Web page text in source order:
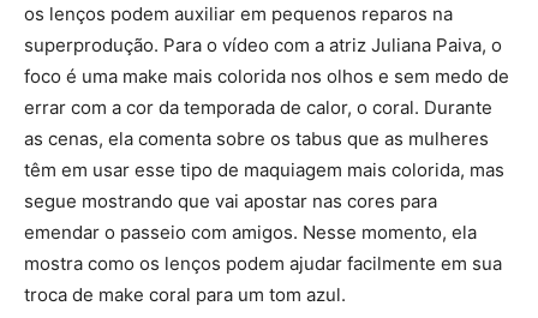
os lenços podem auxiliar em pequenos reparos na
superprodução. Para o vídeo com a atriz Juliana Paiva, o
foco é uma make mais colorida nos olhos e sem medo de
errar com a cor da temporada de calor, o coral. Durante
as cenas, ela comenta sobre os tabus que as mulheres
têm em usar esse tipo de maquiagem mais colorida, mas
segue mostrando que vai apostar nas cores para
emendar o passeio com amigos. Nesse momento, ela
mostra como os lenços podem ajudar facilmente em sua
troca de make coral para um tom azul.